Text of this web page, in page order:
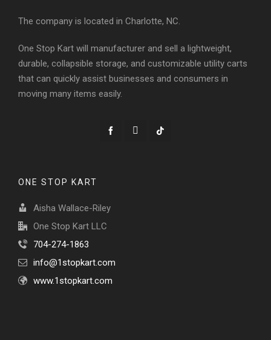
The company is located in Charlotte, NC.
One Stop Kart will manufacturer and sell a lightweight,
durable, collapsible storage, and customizable utility carts
that can quickly assist businesses and consumers in
moving many items easily.
ONE STOP KART
Aisha Wallace-Riley
One Stop Kart LLC
704-274-1863
info@1stopkart.com
www.1stopkart.com